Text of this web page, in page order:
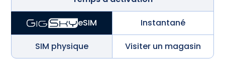
eSIM Instantané
SIM physique Visiter un magasin